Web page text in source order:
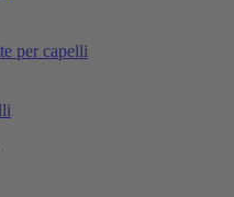
per capelli